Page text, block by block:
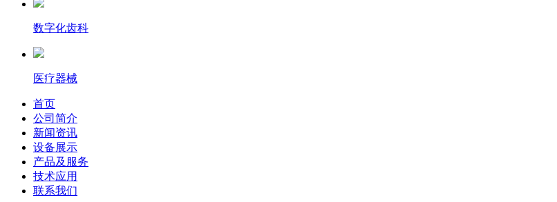
数字化齿科
医疗器械
首页
公司简介
新闻资讯
设备展示
产品及服务
技术应用
联系我们